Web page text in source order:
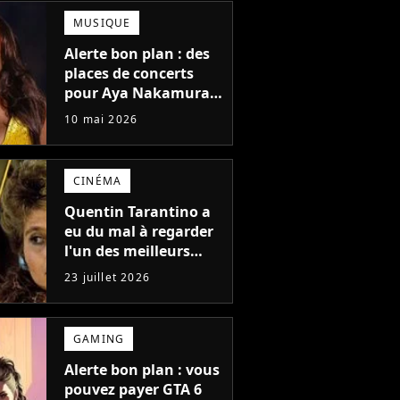
MUSIQUE
Alerte bon plan : des
places de concerts
pour Aya Nakamura,
David Guetta ou
euros grâce à cette
promo
10 mai 2026
CINÉMA
Quentin Tarantino a
eu du mal à regarder
l'un des meilleurs
films de tous les
temps : "J'ai à peine
réussi à aller jusqu'au
générique de fin"
23 juillet 2026
GAMING
Alerte bon plan : vous
pouvez payer GTA 6